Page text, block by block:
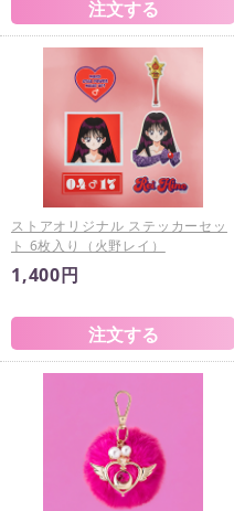
ストアオリジナル ステッカーセッ
ト 6枚入り（火野レイ）
1,400円